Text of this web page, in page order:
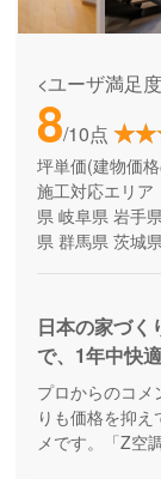
<ユーザ満足
8/10点
坪単価(建物価格
施工対応エリア
県 岐阜県 岩手
県 群馬県 茨城
日本の家づく
で、1年中快
プロからのコメ
りも価格を抑
メです。「Z空